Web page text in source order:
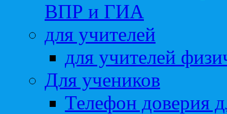
ВПР и ГИА
для учителей
для учителей
Для учеников
Телефон доверия